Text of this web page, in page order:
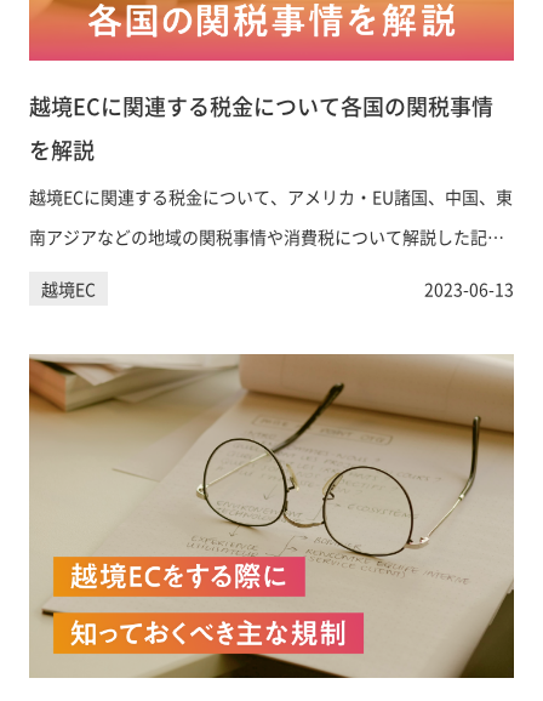
越境ECに関連する税金について各国の関税事情
を解説
越境ECに関連する税金について、アメリカ・EU諸国、中国、東
南アジアなどの地域の関税事情や消費税について解説した記事
です。
越境EC 2023-06-13